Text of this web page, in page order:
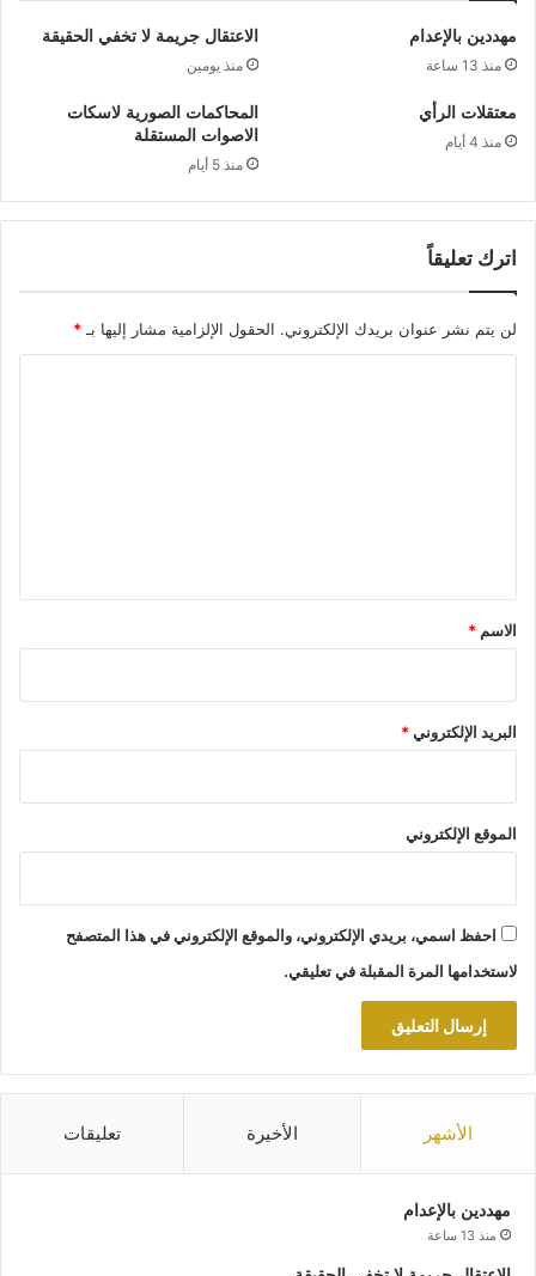
مهددين بالإعدام
منذ 13 ساعة
الاعتقال جريمة لا تخفي الحقيقة
منذ يومين
معتقلات الرأي
منذ 4 أيام
المحاكمات الصورية لاسكات
الاصوات المستقلة
منذ 5 أيام
اترك تعليقاً
لن يتم نشر عنوان بريدك الإلكتروني. الحقول الإلزامية مشار إليها بـ *
*
الاسم *
البريد الإلكتروني*
الموقع الإلكتروني
احفظ اسمي، بريدي الإلكتروني، والموقع الإلكتروني في هذا المتصفح
لاستخدامها المرة المقبلة في تعليقي.
الأشهر الأخيرة تعليقات
مهددين بالإعدام
منذ 13 ساعة